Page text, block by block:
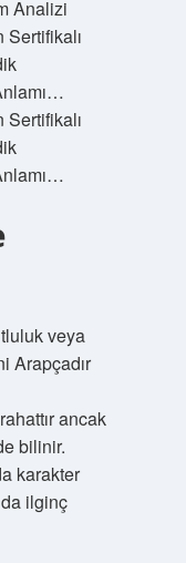
Analizi
Sertifikalı
Sertifikalı
veya
Arapçadır
ancak
bilinir.
karakter
ilginç